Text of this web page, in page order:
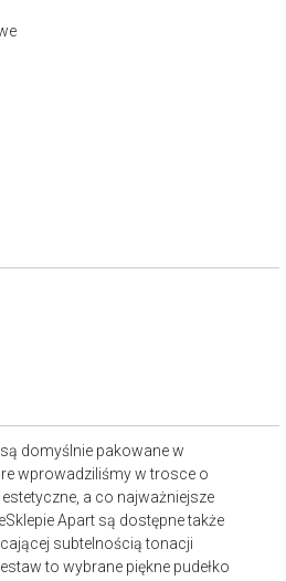
domyślnie pakowane w
wprowadziliśmy w trosce o
a co najważniejsze
Apart są dostępne także
subtelnością tonacji
to wybrane piękne pudełko